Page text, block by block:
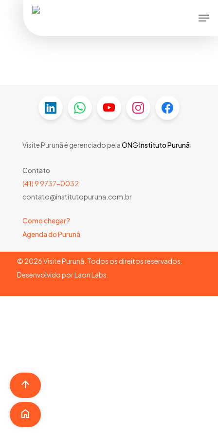
Visite Purunã é gerenciado pelaONGInstituto Purunã
Contato
(41) 9 9737-0032
contato@institutopuruna.com.br
Como chegar?
Agenda do Purunã
© 2026Visite Purunã. Todos os direitos reservados.
Desenvolvido porLaon Labs